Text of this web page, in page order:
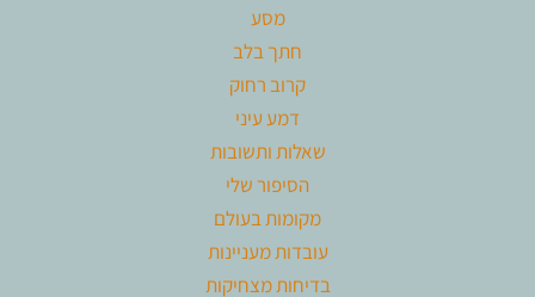
מסע
חתך בלב
קרוב רחוק
דמע עיני
שאלות ותשובות
הסיפור שלי
מקומות בעולם
עובדות מעניינות
בדיחות מצחיקות